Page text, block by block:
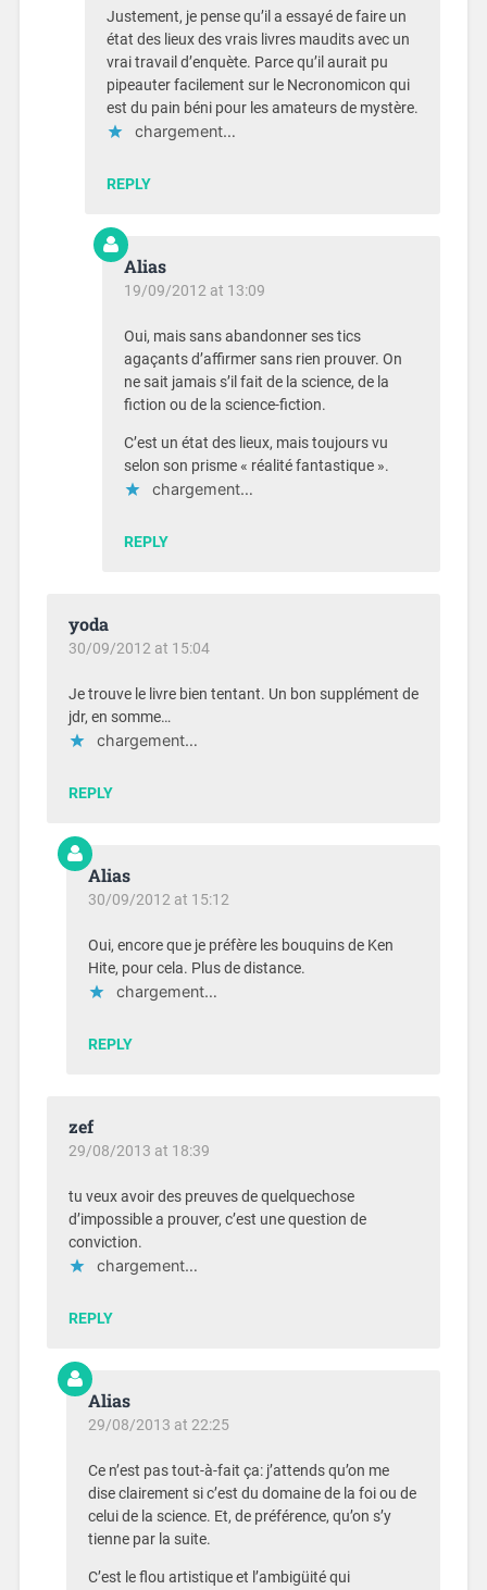
Justement, je pense qu’il a essayé de faire un
état des lieux des vrais livres maudits avec un
vrai travail d’enquète. Parce qu’il aurait pu
pipeauter facilement sur le Necronomicon qui
est du pain béni pour les amateurs de mystère.
chargement…
REPLY
Alias
19/09/2012 at 13:09
Oui, mais sans abandonner ses tics
agaçants d’affirmer sans rien prouver. On
ne sait jamais s’il fait de la science, de la
fiction ou de la science-fiction.
C’est un état des lieux, mais toujours vu
selon son prisme « réalité fantastique ».
chargement…
REPLY
yoda
30/09/2012 at 15:04
Je trouve le livre bien tentant. Un bon supplément de
jdr, en somme…
chargement…
REPLY
Alias
30/09/2012 at 15:12
Oui, encore que je préfère les bouquins de Ken
Hite, pour cela. Plus de distance.
chargement…
REPLY
zef
29/08/2013 at 18:39
tu veux avoir des preuves de quelquechose
d’impossible a prouver, c’est une question de
conviction.
chargement…
REPLY
Alias
29/08/2013 at 22:25
Ce n’est pas tout-à-fait ça: j’attends qu’on me
dise clairement si c’est du domaine de la foi ou de
celui de la science. Et, de préférence, qu’on s’y
tienne par la suite.
C’est le flou artistique et l’ambigüité qui